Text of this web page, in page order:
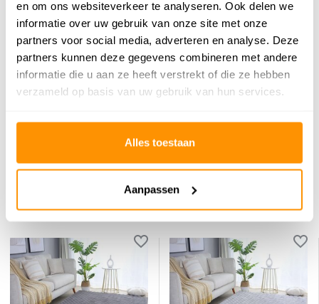
en om ons websiteverkeer te analyseren. Ook delen we
informatie over uw gebruik van onze site met onze
partners voor social media, adverteren en analyse. Deze
partners kunnen deze gegevens combineren met andere
informatie die u aan ze heeft verstrekt of die ze hebben
verzameld op basis van uw gebruik van hun services.
Alles toestaan
Aanpassen
Reviews
Schrijf je eigen review
Dit vind je misschien ook leuk